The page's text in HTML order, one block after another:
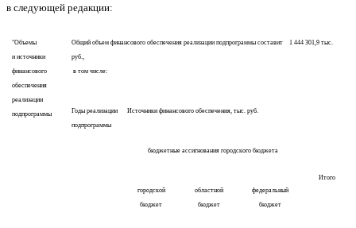
в следующей редакции:
"Объемы
и источники
финансового
обеспечения
реализации
подпрограммы
Общий объем финансового обеспечения реализации подпрограммы составит 1 444 301,9 тыс.
руб.,
в том числе:
Годы реализации
подпрограммы
Источники финансового обеспечения, тыс. руб.
бюджетные ассигнования городского бюджета
Итого
городской
бюджет
областной
бюджет
федеральный
бюджет